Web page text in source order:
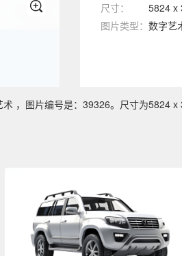
尺寸： 5824 x
图片类型： 数字艺
，图片编号是：39326。尺寸为5824 x